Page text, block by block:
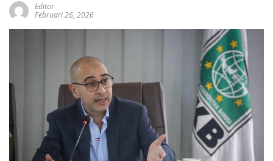
Editor
Februari 26, 2026